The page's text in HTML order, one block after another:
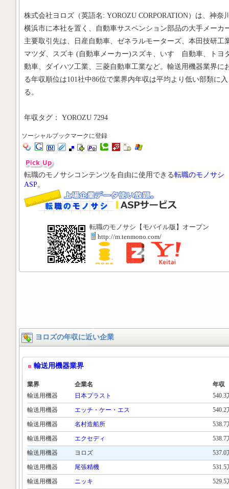
株式会社ヨロズ（英語名: YOROZU CORPORATION）は、神奈
横浜市に本社を置く、自動車サスペンション部品の大手メーカ
主要取引先は、日産自動車、ゼネラルモーターズ、本田技研工
マツダ、スズキ (自動車メーカー)スズキ、いすゞ自動車、トヨ
動車、ダイハツ工業、三菱自動車工業など。輸送用機器業界に
る年収順位は101社中86位で業界内年収は平均より低い部類に入
る。
年収タグ： YOROZU 7294
ソーシャルブックマークに登録
転職のモノサシコンテンツを自由に使用できる転職のモノサシ
ASP。
転職のモノサシ【モバイル版】オープン
http://m.tenmono.com/
ヨロズの年収に近い企業
輸送用機器業界
業界 企業名
年収
輸送用機器
日本プラスト
540.3
輸送用機器
エッチ・ケー・エス
540.2
輸送用機器
名村造船所
538.7
輸送用機器
エクセディ
538.7
輸送用機器
ヨロズ
537.0
輸送用機器
尾張精機
531.5
輸送用機器
ニッキ
529.5